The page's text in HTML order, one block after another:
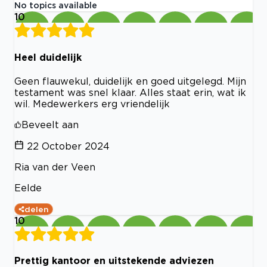
No topics available
10
Heel duidelijk
Geen flauwekul, duidelijk en goed uitgelegd. Mijn
testament was snel klaar. Alles staat erin, wat ik
wil. Medewerkers erg vriendelijk
Beveelt aan
22 October 2024
Ria van der Veen
Eelde
delen
10
Prettig kantoor en uitstekende adviezen